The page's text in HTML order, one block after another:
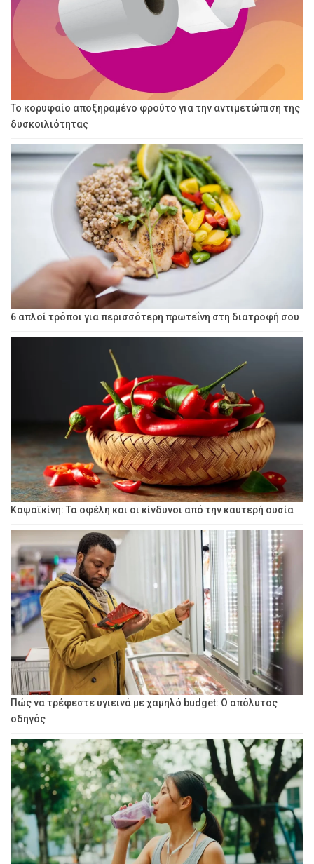
Το κορυφαίο αποξηραμένο φρούτο για την αντιμετώπιση της
δυσκοιλιότητας
6 απλοί τρόποι για περισσότερη πρωτεΐνη στη διατροφή σου
Καψαϊκίνη: Τα οφέλη και οι κίνδυνοι από την καυτερή ουσία
Πώς να τρέφεστε υγιεινά με χαμηλό budget: Ο απόλυτος
οδηγός